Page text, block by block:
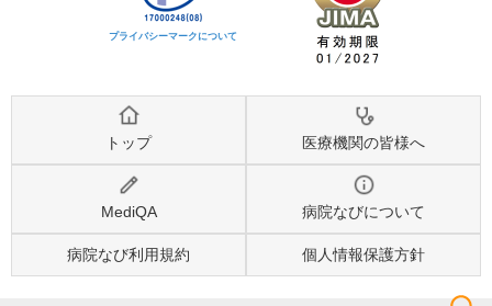
プライバシーマークについて
トップ 医療機関の皆様へ
MediQA 病院なびについて
病院なび利用規約 個人情報保護方針